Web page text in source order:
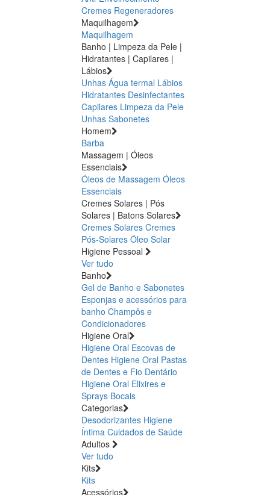
Cremes Regeneradores
Maquilhagem
Maquilhagem
Banho | Limpeza da Pele |
Hidratantes | Capilares |
Lábios
Unhas Água termal Lábios
Hidratantes Desinfectantes
Capilares Limpeza da Pele
Unhas Sabonetes
Homem
Barba
Massagem | Óleos
Essenciais
Óleos de Massagem Óleos
Essenciais
Cremes Solares | Pós
Solares | Batons Solares
Cremes Solares Cremes
Pós-Solares Óleo Solar
Higiene Pessoal
Ver tudo
Banho
Gel de Banho e Sabonetes
Esponjas e acessórios para
banho Champôs e
Condicionadores
Higiene Oral
Higiene Oral Escovas de
Dentes Higiene Oral Pastas
de Dentes e Fio Dentário
Higiene Oral Elixires e
Sprays Bocais
Categorias
Desodorizantes Higiene
Íntima Cuidados de Saúde
Adultos
Ver tudo
Kits
Kits
Acessórios